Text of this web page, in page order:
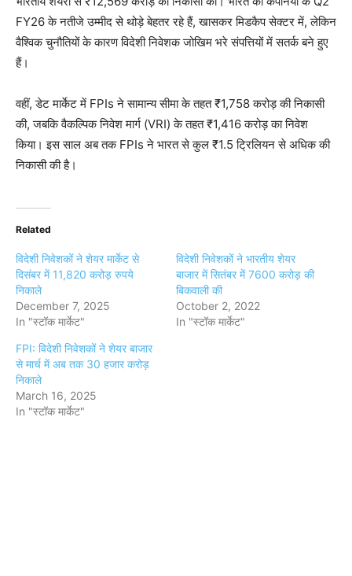
FY26 के नतीजे उम्मीद से थोड़े बेहतर रहे हैं, खासकर मिडकैप सेक्टर में, लेकिन
वैश्विक चुनौतियों के कारण विदेशी निवेशक जोखिम भरे संपत्तियों में सतर्क बने हुए
हैं।
वहीं, डेट मार्केट में FPIs ने सामान्य सीमा के तहत ₹1,758 करोड़ की निकासी
की, जबकि वैकल्पिक निवेश मार्ग (VRI) के तहत ₹1,416 करोड़ का निवेश
किया। इस साल अब तक FPIs ने भारत से कुल ₹1.5 ट्रिलियन से अधिक की
निकासी की है।
Related
विदेशी निवेशकों ने शेयर मार्केट से
दिसंबर में 11,820 करोड़ रुपये
निकाले
December 7, 2025
In "स्टॉक मार्केट"
विदेशी निवेशकों ने भारतीय शेयर
बाजार में सितंबर में 7600 करोड़ की
बिकवाली की
October 2, 2022
In "स्टॉक मार्केट"
FPI: विदेशी निवेशकों ने शेयर बाजार
से मार्च में अब तक 30 हजार करोड़
निकाले
March 16, 2025
In "स्टॉक मार्केट"